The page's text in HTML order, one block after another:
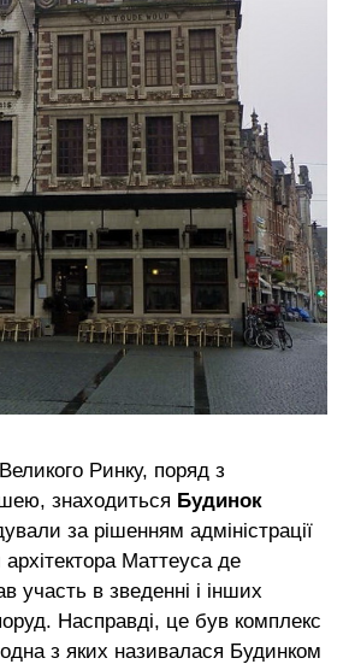
Ринку, поряд з
знаходиться Будинок
за рішенням адміністрації
Маттеуса де
участь в зведенні і інших
Насправді, це був комплекс
з яких називалася Будинком